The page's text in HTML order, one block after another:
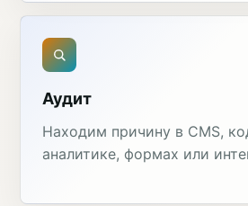
Аудит
Находим причину в CMS,
аналитике, формах или